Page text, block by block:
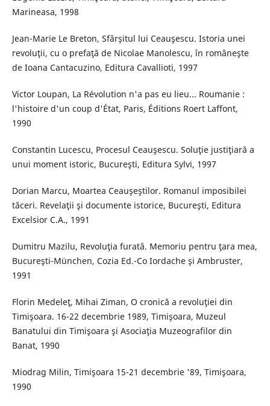
Marineasa, 1998
Jean-Marie Le Breton, Sfârşitul lui Ceauşescu. Istoria unei
revoluţii, cu o prefaţă de Nicolae Manolescu, în româneşte
de Ioana Cantacuzino, Editura Cavallioti, 1997
Victor Loupan, La Révolution n'a pas eu lieu... Roumanie :
l'histoire d'un coup d'État, Paris, Éditions Roert Laffont,
1990
Constantin Lucescu, Procesul Ceauşescu. Soluţie justiţiară a
unui moment istoric, Bucureşti, Editura Sylvi, 1997
Dorian Marcu, Moartea Ceauşeştilor. Romanul imposibilei
tăceri. Revelaţii şi documente istorice, Bucureşti, Editura
Excelsior C.A., 1991
Dumitru Mazilu, Revoluţia furată. Memoriu pentru ţara mea,
Bucureşti-München, Cozia Ed.-Co Iordache şi Ambruster,
1991
Florin Medeleţ, Mihai Ziman, O cronică a revoluţiei din
Timişoara. 16-22 decembrie 1989, Timişoara, Muzeul
Banatului din Timişoara şi Asociaţia Muzeografilor din
Banat, 1990
Miodrag Milin, Timişoara 15-21 decembrie '89, Timişoara,
1990